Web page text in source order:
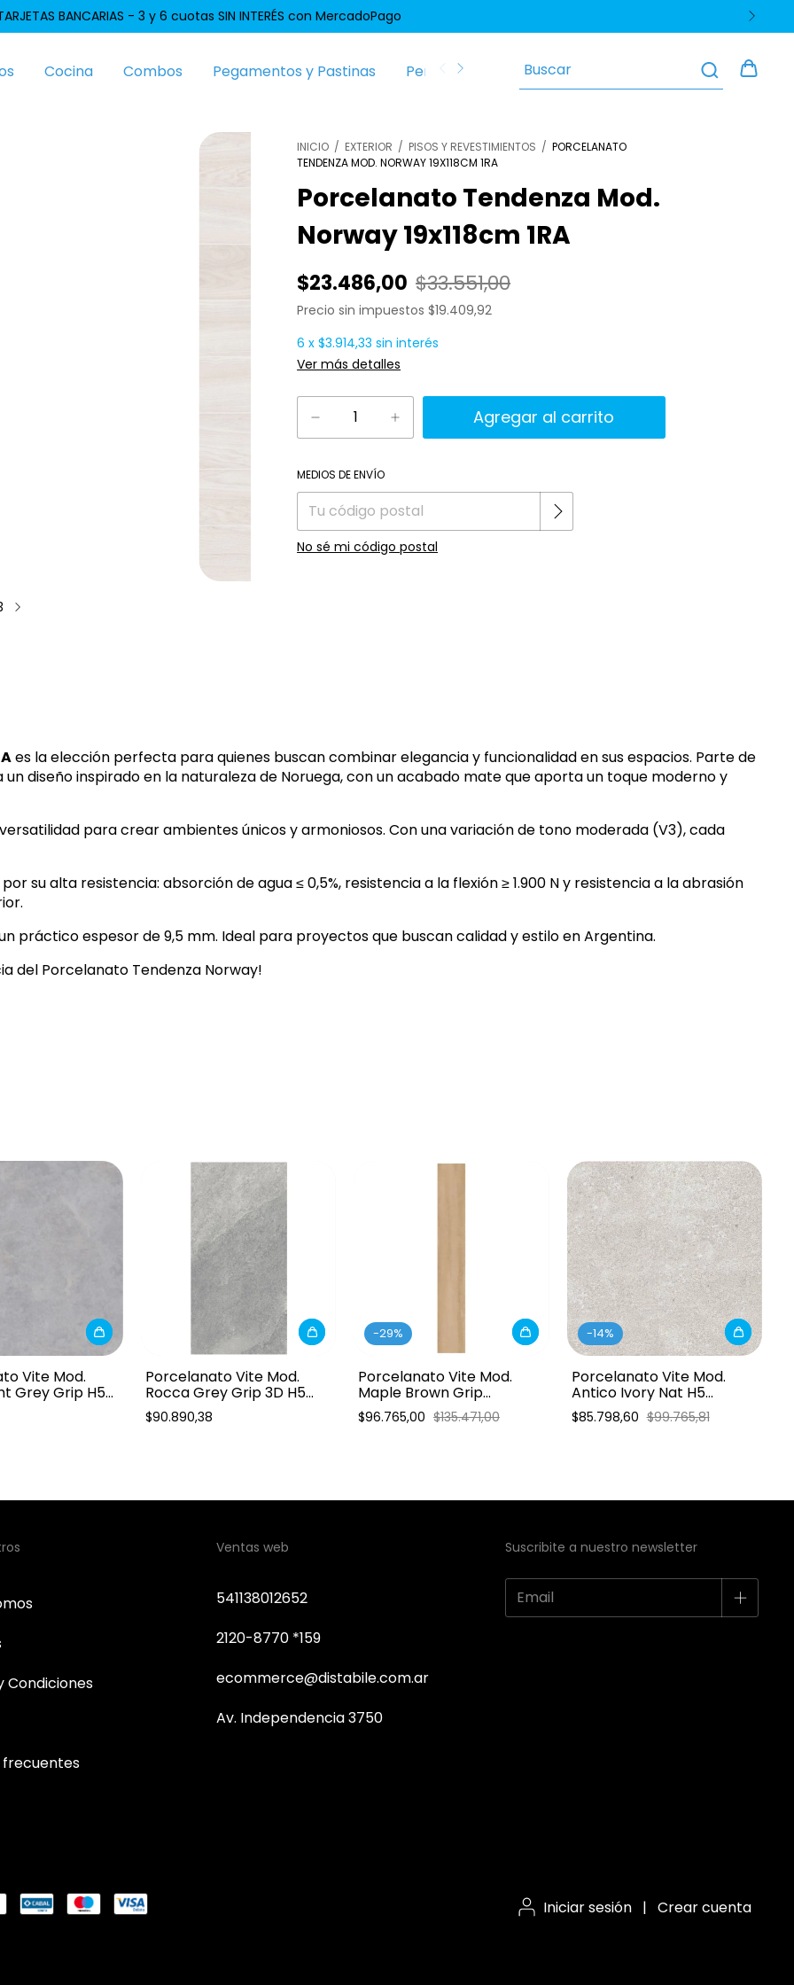
BANCARIAS - 3 y 6 cuotas SIN INTERÉS con MercadoPago
Cocina Combos Pegamentos y Pastinas Perfiles y Zócalos Pisos y Revestimientos
INICIO / EXTERIOR / PISOS Y REVESTIMIENTOS / PORCELANATO
TENDENZA MOD. NORWAY 19X118CM 1RA
Porcelanato Tendenza Mod.
Norway 19x118cm 1RA
$23.486,00 $33.551,00
Precio sin impuestos$19.409,92
6 x$3.914,33 sin interés
Ver más detalles
Entregas para el CP:
MEDIOS DE ENVÍO
No sé mi código postal
es la elección perfecta para quienes buscan combinar elegancia y funcionalidad en sus espacios. Parte de
diseño inspirado en la naturaleza de Noruega, con un acabado mate que aporta un toque moderno y
para crear ambientes únicos y armoniosos. Con una variación de tono moderada (V3), cada
su alta resistencia: absorción de agua ≤ 0,5%, resistencia a la flexión ≥ 1.900 N y resistencia a la abrasión
práctico espesor de 9,5 mm. Ideal para proyectos que buscan calidad y estilo en Argentina.
del Porcelanato Tendenza Norway!
Vite Mod.
Grey Grip H5
Porcelanato Vite Mod.
Rocca Grey Grip 3D H5
60x120cm 1ra
$90.890,38
-29%
Porcelanato Vite Mod.
Maple Brown Grip
20x160cm 1ra
$96.765,00 $135.471,00
-14%
Porcelanato Vite Mod.
Antico Ivory Nat H5
80x80cm 1ra
$85.798,60 $99.765,81
Condiciones
frecuentes
Ventas web
541138012652
2120-8770 *159
ecommerce@distabile.com.ar
Av. Independencia 3750
Suscribite a nuestro newsletter
Iniciar sesión | Crear cuenta